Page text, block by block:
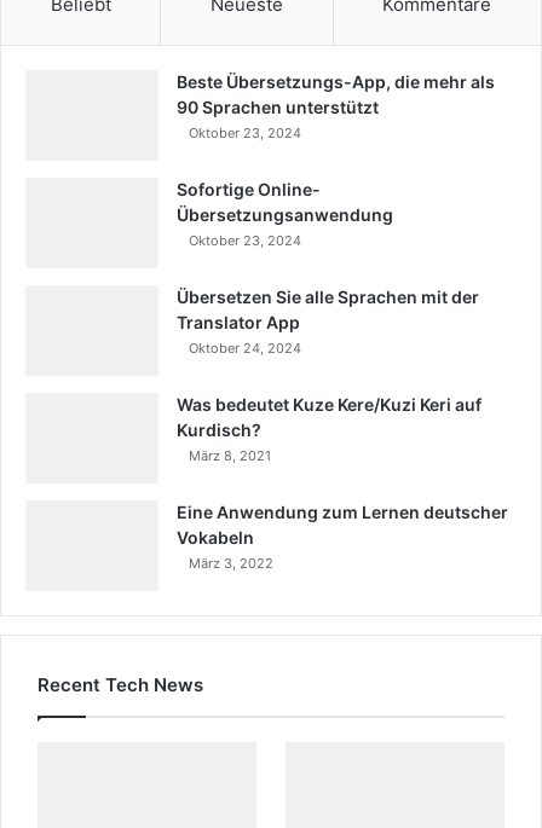
Beste Übersetzungs-App, die mehr als
90 Sprachen unterstützt
Oktober 23, 2024
Sofortige Online-
Übersetzungsanwendung
Oktober 23, 2024
Übersetzen Sie alle Sprachen mit der
Translator App
Oktober 24, 2024
Was bedeutet Kuze Kere/Kuzi Keri auf
Kurdisch?
März 8, 2021
Eine Anwendung zum Lernen deutscher
Vokabeln
März 3, 2022
Recent Tech News